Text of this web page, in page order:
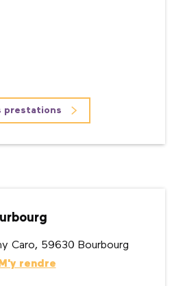
prestations
Caro, 59630 Bourbourg
rendre